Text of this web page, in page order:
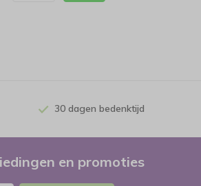
30 dagen bedenktijd
en promoties